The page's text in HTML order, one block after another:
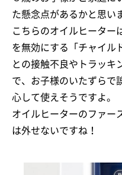
た懸念点があるかと思い
こちらのオイルヒーター
を無効にする「チャイル
との接触不良やトラッキ
で、お子様のいたずらで
心して使えそうですよ。
オイルヒーターのファー
は外せないですね！